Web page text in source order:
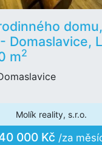
Domaslavice,
m2
Molík reality, s.r.o.
000 Kč /za